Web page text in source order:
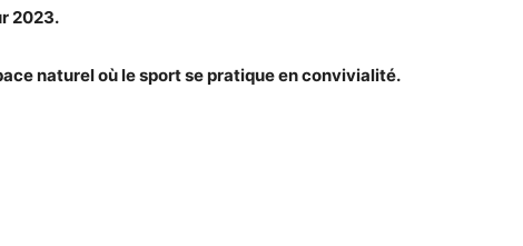
2023.
naturel où le sport se pratique en convivialité.